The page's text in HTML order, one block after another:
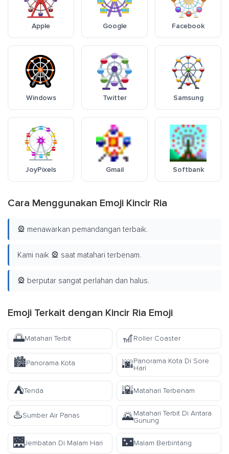
Apple Google Facebook
Windows Twitter Samsung
JoyPixels Gmail Softbank
Cara Menggunakan Emoji Kincir Ria
🎡 menawarkan pemandangan terbaik.
Kami naik 🎡 saat matahari terbenam.
🎡 berputar sangat perlahan dan halus.
Emoji Terkait dengan Kincir Ria Emoji
🌅Matahari Terbit 🎢Roller Coaster
🏙️Panorama Kota 🌆Panorama Kota Di Sore
Hari
⛺Tenda 🌇Matahari Terbenam
♨️Sumber Air Panas 🌄Matahari Terbit Di Antara
Gunung
🌉Jembatan Di Malam Hari 🌃Malam Berbintang